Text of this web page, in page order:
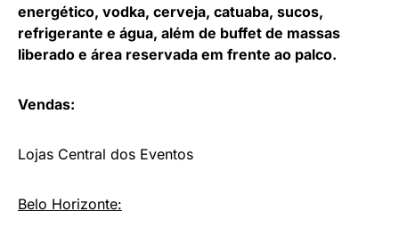
energético, vodka, cerveja, catuaba, sucos,
refrigerante e água, além de buffet de massas
liberado e área reservada em frente ao palco.
Vendas:
Lojas Central dos Eventos
Belo Horizonte: